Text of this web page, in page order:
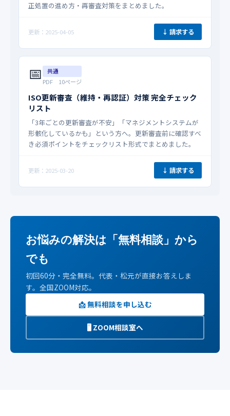
正処置の進め方・再審査対策をまとめました。
更新：2025-04-05 ↓ 請求する
📅 共通
PDF 10ページ
ISO更新審査（維持・再認証）対策 完全チェック
リスト
「3年ごとの更新審査が不安」「マネジメントシステムが
形骸化しているかも」という方へ。更新審査前に確認すべ
き必須ポイントをチェックリスト形式でまとめました。
更新：2025-03-20 ↓ 請求する
お悩みの解決は「無料相談」から
でも
初回60分・完全無料。代表・松元が直接お答えしま
す。全国ZOOM対応。
📩 無料相談を申し込む
🖥️ ZOOM相談室へ